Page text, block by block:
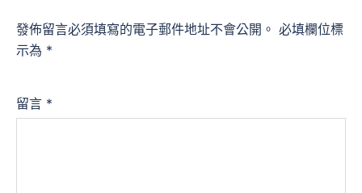
發佈留言必須填寫的電子郵件地址不會公開。 必填欄位標
示為 *
留言 *